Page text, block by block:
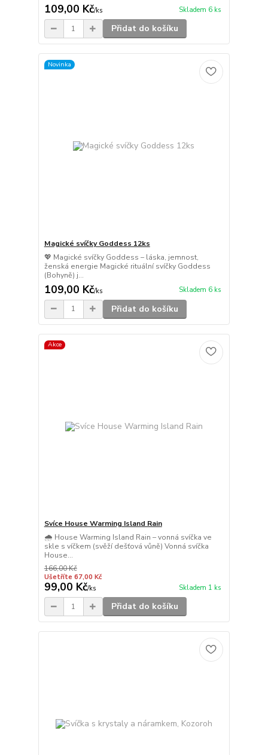
109,00 Kč/ks Skladem 6 ks
Přidat do košíku
Novinka
Magické svíčky Goddess 12ks
💖 Magické svíčky Goddess – láska, jemnost,
ženská energie Magické rituální svíčky Goddess
(Bohyně) j...
109,00 Kč/ks Skladem 6 ks
Přidat do košíku
Akce
Svíce House Warming Island Rain
🌧️ House Warming Island Rain – vonná svíčka ve
skle s víčkem (svěží dešťová vůně) Vonná svíčka
House...
166,00 Kč
Ušetříte 67,00 Kč
99,00 Kč/ks Skladem 1 ks
Přidat do košíku